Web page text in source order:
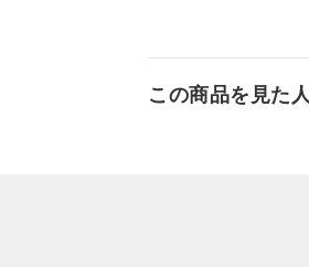
この商品を見た